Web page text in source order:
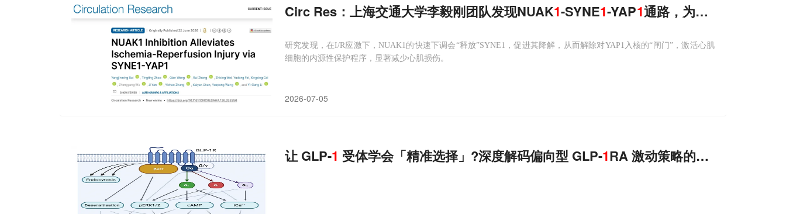
Circ Res：上海交通大学李毅刚团队发现NUAK1-SYNE1-YAP1通路，为心肌缺血再灌
研究发现，在I/R应激下，NUAK1的快速下调会“释放”SYNE1，促进其降解，从而解除对YAP1入核的“闸门”，激活心肌
细胞的内源性保护程序，显著减少心肌损伤。
2026-07-05
让 GLP-1 受体学会「精准选择」?深度解码偏向型 GLP-1RA 激动策略的分子机制